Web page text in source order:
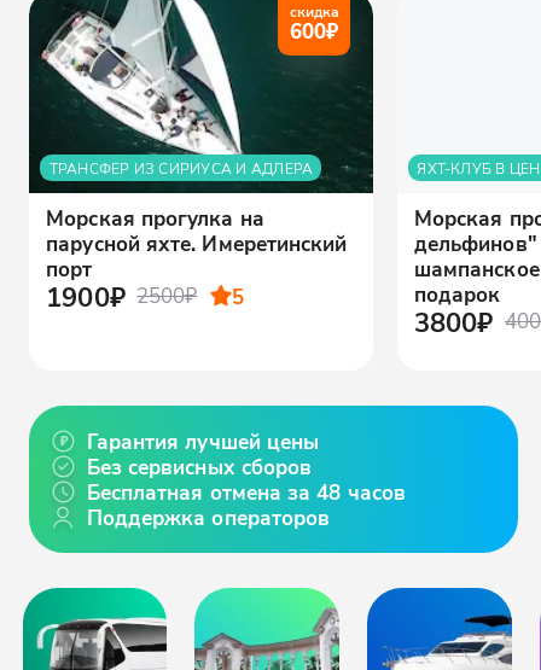
скидка
600₽
ТРАНСФЕР ИЗ СИРИУСА И АДЛЕРА
Морская прогулка на
парусной яхте. Имеретинский
порт
1900₽ 2500₽ 5
ЯХТ-КЛУБ В
Морская
дельфинов"
подарок
3800₽
Гарантия лучшей цены
Без сервисных сборов
Бесплатная отмена за 48 часов
Поддержка операторов